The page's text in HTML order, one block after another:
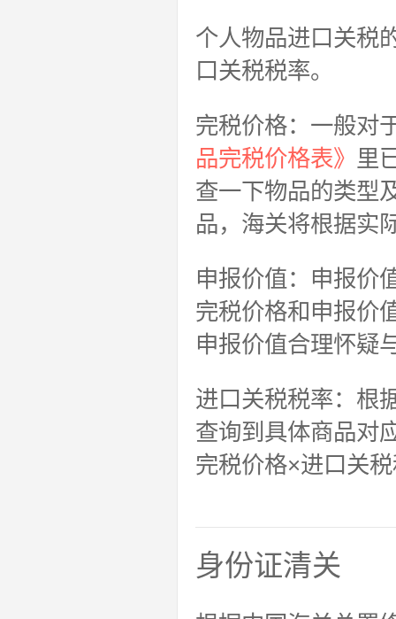
个人物品进口关税
口关税税率。
完税价格：一般对
品完税价格表》 里
查一下物品的类型
品，海关将根据实
申报价值：申报价
完税价格和申报价
申报价值合理怀疑
进口关税税率：根
查询到具体商品对
完税价格×进口关
身份证清关